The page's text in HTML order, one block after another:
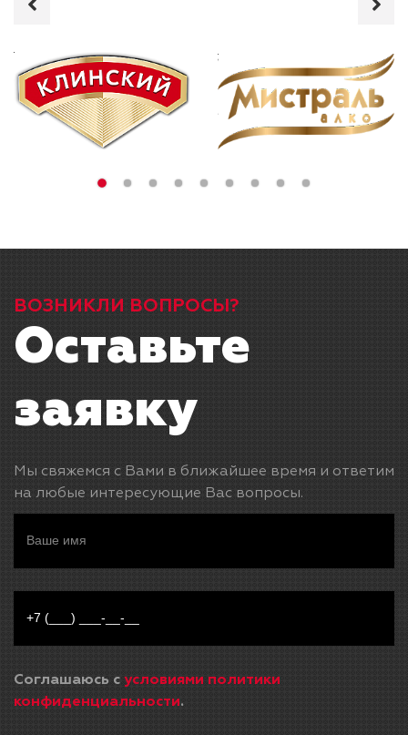
ВОЗНИКЛИ ВОПРОСЫ?
Оставьте
заявку
Мы свяжемся с Вами в ближайшее время и ответим
на любые интересующие Вас вопросы.
Соглашаюсь с условиями политики
конфиденциальности.